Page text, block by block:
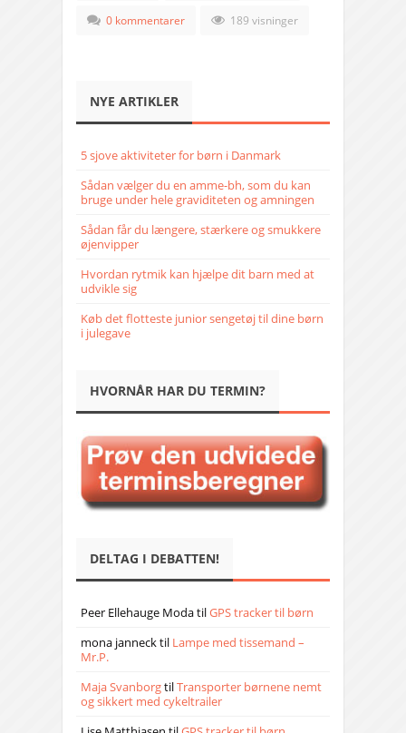
0 kommentarer 189 visninger
NYE ARTIKLER
5 sjove aktiviteter for børn i Danmark
Sådan vælger du en amme-bh, som du kan
bruge under hele graviditeten og amningen
Sådan får du længere, stærkere og smukkere
øjenvipper
Hvordan rytmik kan hjælpe dit barn med at
udvikle sig
Køb det flotteste junior sengetøj til dine børn
i julegave
HVORNÅR HAR DU TERMIN?
DELTAG I DEBATTEN!
Peer Ellehauge ModatilGPS tracker til børn
mona jannecktil Lampe med tissemand –
Mr.P.
Maja SvanborgtilTransporter børnene nemt
og sikkert med cykeltrailer